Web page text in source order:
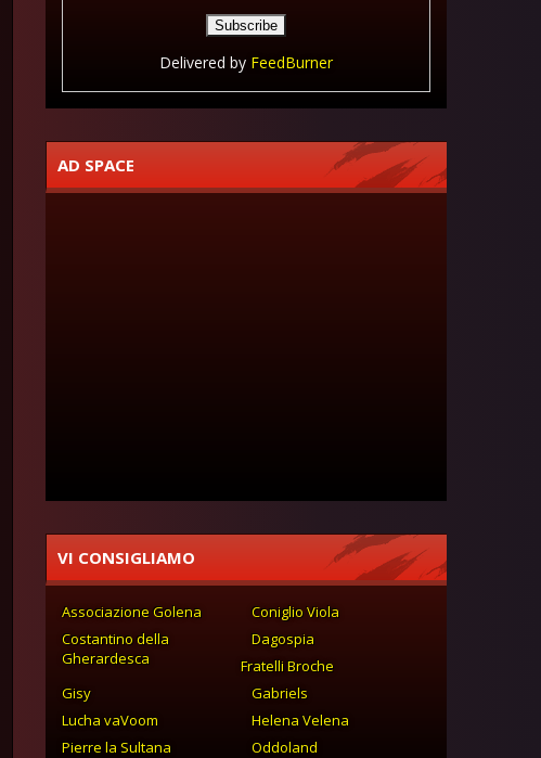
Delivered by FeedBurner
AD SPACE
VI CONSIGLIAMO
Associazione Golena
Coniglio Viola
Costantino della
Gherardesca
Dagospia
Fratelli Broche
Gabriels
Gisy
Helena Velena
Lucha vaVoom
Oddoland
Pierre la Sultana